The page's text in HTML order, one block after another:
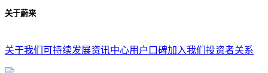
关于蔚来
关于我们 可持续发展资讯中心用户口碑加入我们 投资者关系